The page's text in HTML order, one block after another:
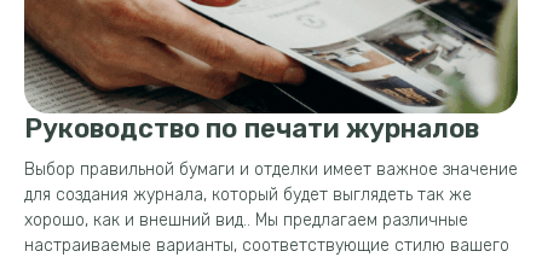
Руководство по печати журналов
Выбор правильной бумаги и отделки имеет важное значение
для создания журнала, который будет выглядеть так же
хорошо, как и внешний вид.. Мы предлагаем различные
настраиваемые варианты, соответствующие стилю вашего